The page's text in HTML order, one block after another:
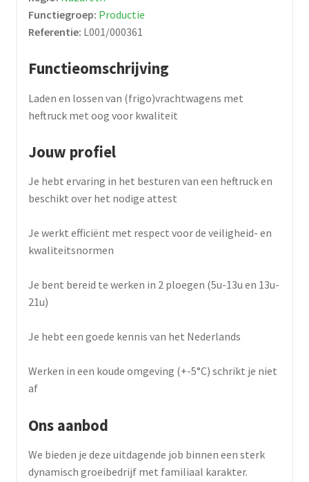
Functiegroep: Productie
Referentie: L001/000361
Functieomschrijving
Laden en lossen van (frigo)vrachtwagens met
heftruck met oog voor kwaliteit
Jouw profiel
Je hebt ervaring in het besturen van een heftruck en
beschikt over het nodige attest
Je werkt efficiënt met respect voor de veiligheid- en
kwaliteitsnormen
Je bent bereid te werken in 2 ploegen (5u-13u en 13u-
21u)
Je hebt een goede kennis van het Nederlands
Werken in een koude omgeving (+-5°C) schrikt je niet
af
Ons aanbod
We bieden je deze uitdagende job binnen een sterk
dynamisch groeibedrijf met familiaal karakter.